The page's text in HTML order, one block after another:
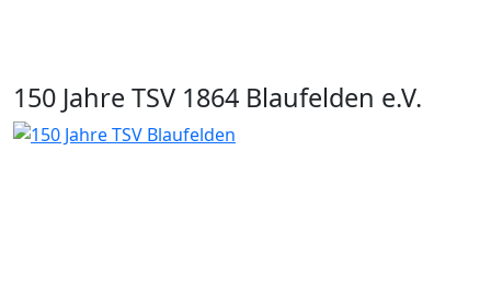
150 Jahre TSV 1864 Blaufelden e.V.